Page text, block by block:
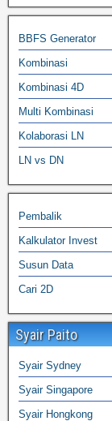
BBFS Generator
Kombinasi
Kombinasi 4D
Multi Kombinasi
Kolaborasi LN
LN vs DN
Pembalik
Kalkulator Invest
Susun Data
Cari 2D
Syair Paito
Syair Sydney
Syair Singapore
Syair Hongkong